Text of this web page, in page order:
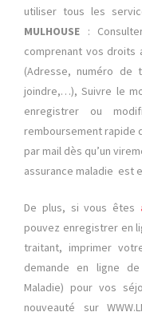
utiliser tous les
MULHOUSE :
comprenant vos droits
(Adresse, numéro de
joindre,…), Suivre le
enregistrer ou
remboursement rapide
par mail dès qu’un
assurance maladie est
De plus, si vous êtes
pouvez enregistrer en
traitant, imprimer
demande en ligne de
Maladie) pour vos
nouveauté sur